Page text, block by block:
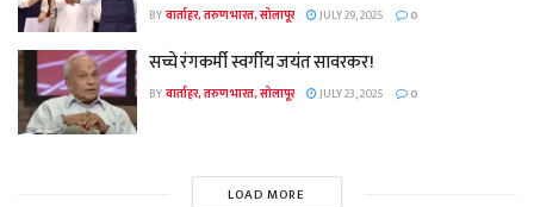
BYवार्ताहर, तरुण भारत, सोलापूर JULY 29, 2025 0
सच्चे रंगकर्मी स्वर्गीय जयंत सावरकर!
BYवार्ताहर, तरुण भारत, सोलापूर JULY 23, 2025 0
LOAD MORE